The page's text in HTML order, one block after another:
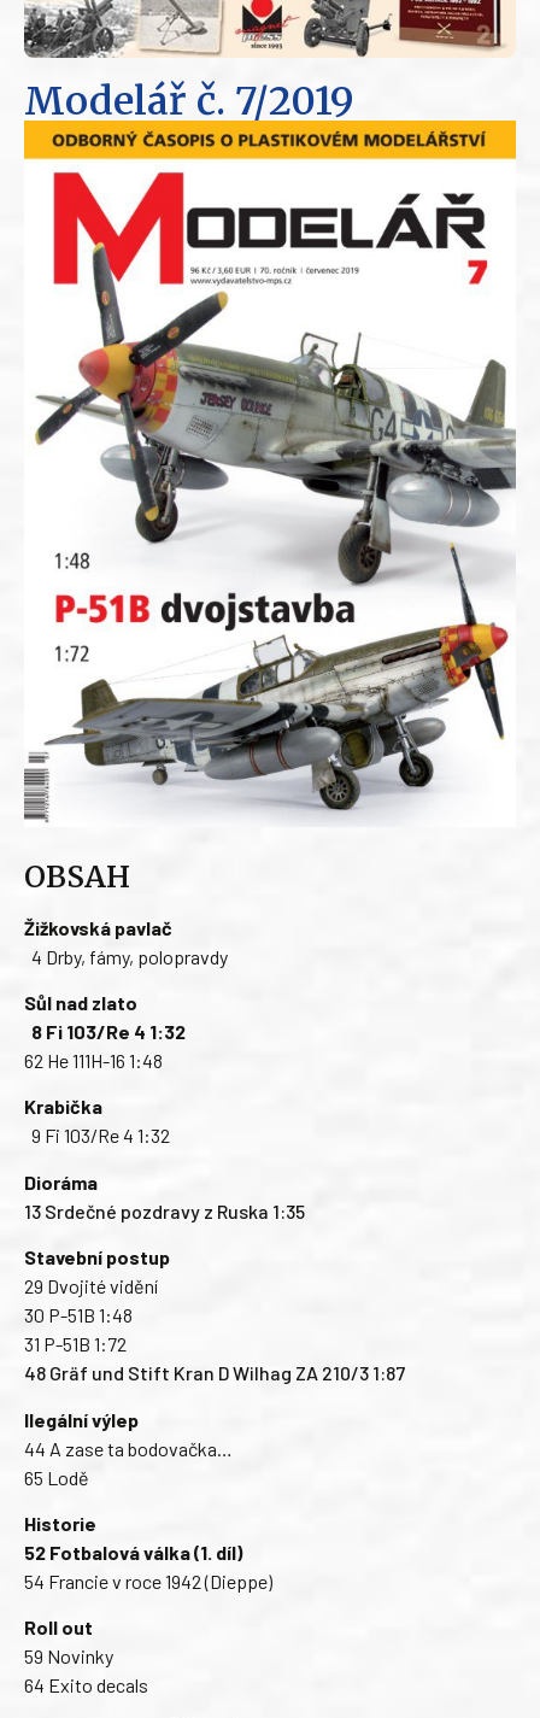
Modelář č. 7/2019
OBSAH
Žižkovská pavlač
4 Drby, fámy, polopravdy
Sůl nad zlato
8 Fi 103/Re 4 1:32
62 He 111H-16 1:48
Krabička
9 Fi 103/Re 4 1:32
Dioráma
13 Srdečné pozdravy z Ruska 1:35
Stavební postup
29 Dvojité vidění
30 P-51B 1:48
31 P-51B 1:72
48 Gräf und Stift Kran D Wilhag ZA 210/3 1:87
Ilegální výlep
44 A zase ta bodovačka…
65 Lodě
Historie
52 Fotbalová válka (1. díl)
54 Francie v roce 1942 (Dieppe)
Roll out
59 Novinky
64 Exito decals